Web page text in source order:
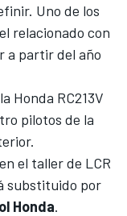
Uno de los
relacionado con
a partir del año
Honda RC213V
pilotos de la
el taller de LCR
substituido por
Honda.